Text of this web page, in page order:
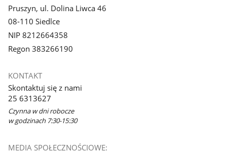
Pruszyn, ul. Dolina Liwca 46
08-110 Siedlce
NIP 8212664358
Regon 383266190
KONTAKT
Skontaktuj się z nami
25 6313627
Czynna w dni robocze
w godzinach 7:30-15:30
MEDIA SPOŁECZNOŚCIOWE: